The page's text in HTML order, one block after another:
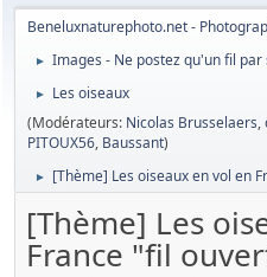
Beneluxnaturephoto.net -
► Images - Ne postez qu'un fil
►
Les oiseaux
(Modérateurs: Nicolas Brusselaers,
PITOUX56, Baussant)
► [Thème] Les oiseaux en vol en
[Thème] Les
France "fil